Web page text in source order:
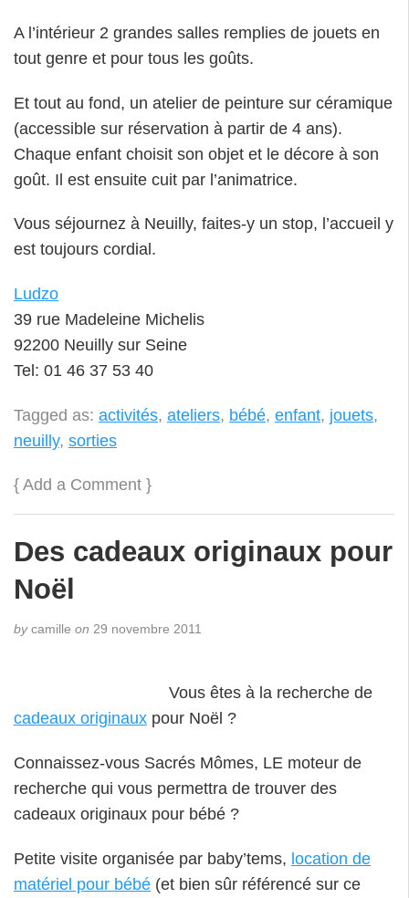
A l’intérieur 2 grandes salles remplies de jouets en
tout genre et pour tous les goûts.
Et tout au fond, un atelier de peinture sur céramique
(accessible sur réservation à partir de 4 ans).
Chaque enfant choisit son objet et le décore à son
goût. Il est ensuite cuit par l’animatrice.
Vous séjournez à Neuilly, faites-y un stop, l’accueil y
est toujours cordial.
Ludzo
39 rue Madeleine Michelis
92200 Neuilly sur Seine
Tel: 01 46 37 53 40
Tagged as: activités, ateliers, bébé, enfant, jouets,
neuilly, sorties
{ Add a Comment }
Des cadeaux originaux pour
Noël
bycamille on 29 novembre 2011
Vous êtes à la recherche de
cadeaux originaux pour Noël ?
Connaissez-vous Sacrés Mômes, LE moteur de
recherche qui vous permettra de trouver des
cadeaux originaux pour bébé ?
Petite visite organisée par baby’tems, location de
matériel pour bébé (et bien sûr référencé sur ce